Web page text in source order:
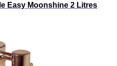
Easy Moonshine 2 Litres